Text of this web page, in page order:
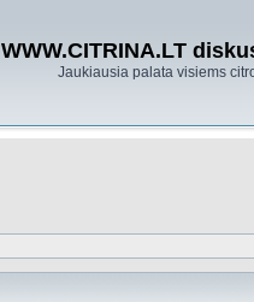
WWW.CITRINA.LT
Jaukiausia palata visiems